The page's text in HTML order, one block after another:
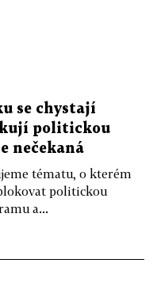
se chystají
politickou
nečekaná
tématu, o kterém
politickou
a...